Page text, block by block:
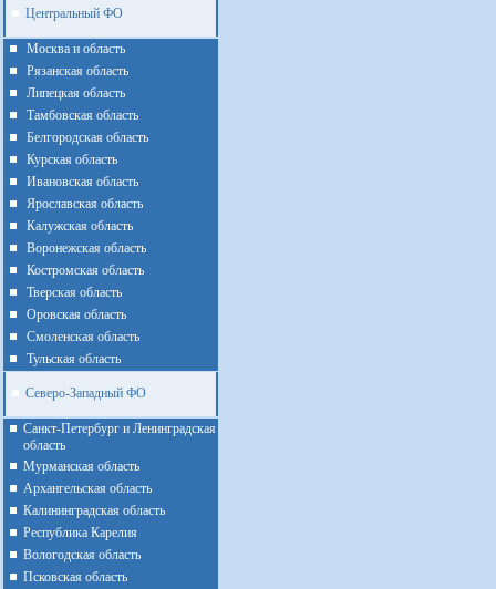
Центральный ФО
Москва и область
Рязанская область
Липецкая область
Тамбовская область
Белгородская область
Курская область
Ивановская область
Ярославская область
Калужская область
Воронежская область
Костромская область
Тверская область
Оровская область
Смоленская область
Тульская область
Северо-Западный ФО
Санкт-Петербург и Ленинградская
область
Мурманская область
Архангельская область
Калининградская область
Республика Карелия
Вологодская область
Псковская область